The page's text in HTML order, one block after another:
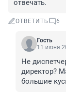
отвечать.
ОТВЕТИТЬ 6
Гость
11 июня
Не
директор?
большие